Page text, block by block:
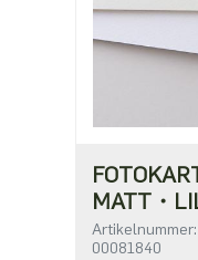
MATT・
Artikelnummer:
00081840